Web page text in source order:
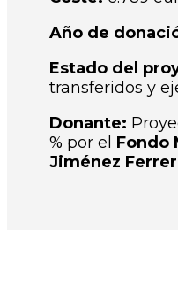
Año de
Estado del
transferidos y
Donante:
% por el Fondo
Jiménez